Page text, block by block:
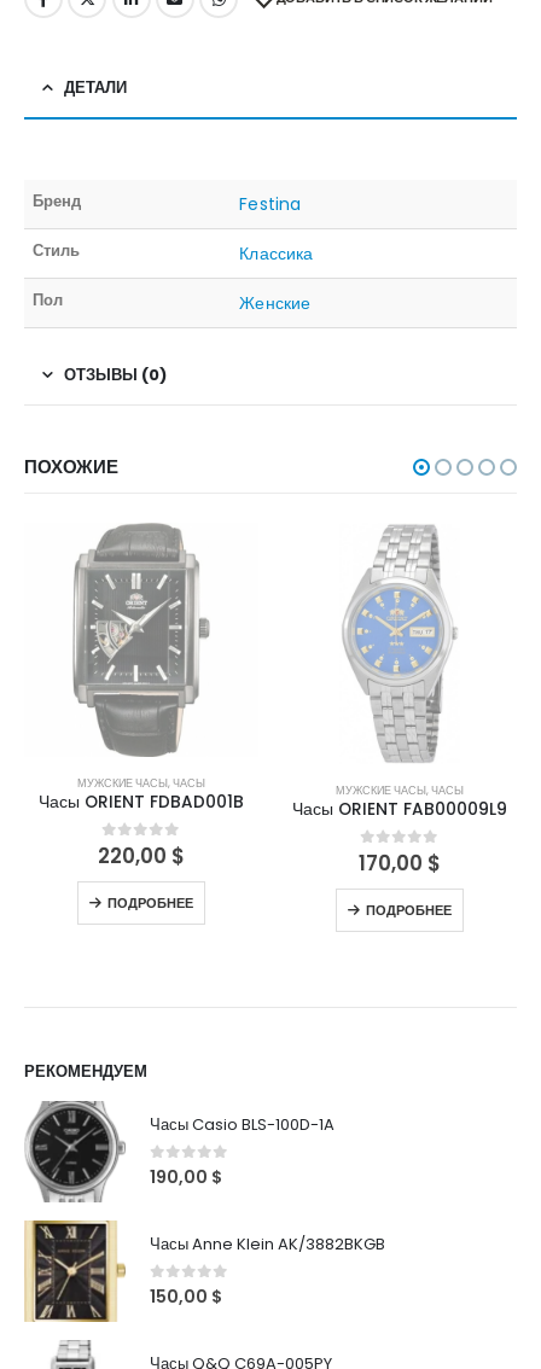
ДЕТАЛИ
Бренд Festina
Стиль Классика
Пол Женские
ОТЗЫВЫ (0)
ПОХОЖИЕ
НЕТ В НАЛИЧИИ
МУЖСКИЕ ЧАСЫ,ЧАСЫ
Часы ORIENT FDBAD001B
0out of 5
220,00 $
ПОДРОБНЕЕ
НЕТ В НАЛИЧИИ
МУЖСКИЕ ЧАСЫ,ЧАСЫ
Часы ORIENT FAB00009L9
0out of 5
170,00 $
ПОДРОБНЕЕ
РЕКОМЕНДУЕМ
Часы Casio BLS-100D-1A
0out of 5
190,00 $
Часы Anne Klein AK/3882BKGB
0out of 5
150,00 $
Часы Q&Q C69A-005PY